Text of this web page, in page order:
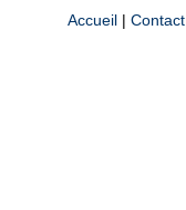
Accueil | Contact